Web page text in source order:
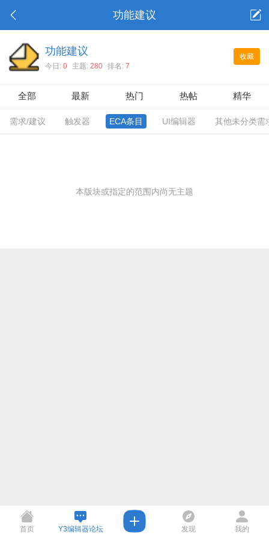
功能建议
收藏
功能建议
今日: 0 主题: 280 排名: 7
全部 最新 热门 热帖 精华
需求/建议 触发器 ECA条目 UI编辑器 其他未分类需
本版块或指定的范围内尚无主题
首页 Y3编辑器论坛 发现 我的